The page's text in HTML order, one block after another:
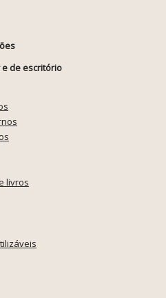
de escritório
livros